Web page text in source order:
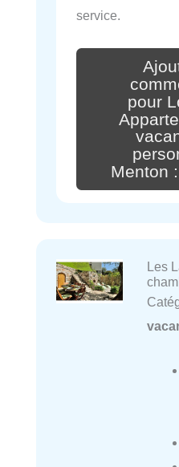
service.
pour
Menton
Les